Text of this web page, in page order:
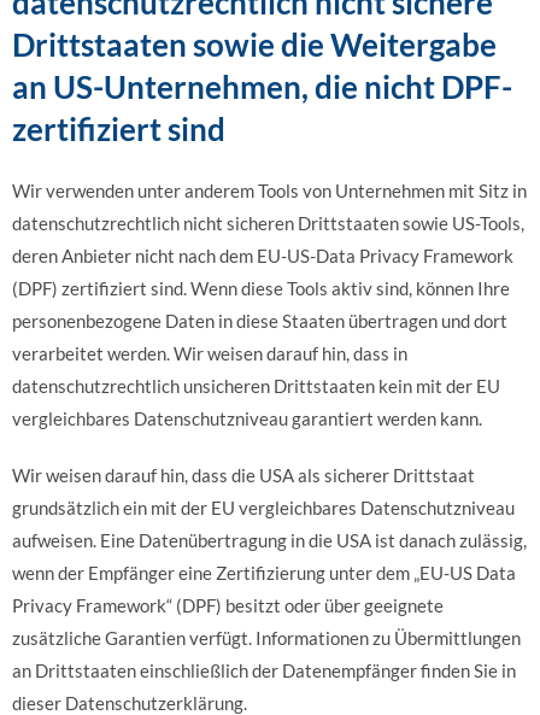
Drittstaaten sowie die Weitergabe
an US-Unternehmen, die nicht DPF-
zertifiziert sind
Wir verwenden unter anderem Tools von Unternehmen mit Sitz in
datenschutzrechtlich nicht sicheren Drittstaaten sowie US-Tools,
deren Anbieter nicht nach dem EU-US-Data Privacy Framework
(DPF) zertifiziert sind. Wenn diese Tools aktiv sind, können Ihre
personenbezogene Daten in diese Staaten übertragen und dort
verarbeitet werden. Wir weisen darauf hin, dass in
datenschutzrechtlich unsicheren Drittstaaten kein mit der EU
vergleichbares Datenschutzniveau garantiert werden kann.
Wir weisen darauf hin, dass die USA als sicherer Drittstaat
grundsätzlich ein mit der EU vergleichbares Datenschutzniveau
aufweisen. Eine Datenübertragung in die USA ist danach zulässig,
wenn der Empfänger eine Zertifizierung unter dem „EU-US Data
Privacy Framework“ (DPF) besitzt oder über geeignete
zusätzliche Garantien verfügt. Informationen zu Übermittlungen
an Drittstaaten einschließlich der Datenempfänger finden Sie in
dieser Datenschutzerklärung.